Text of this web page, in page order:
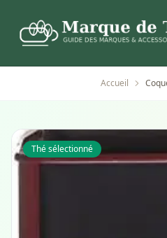
Accueil
Thé sélectionné